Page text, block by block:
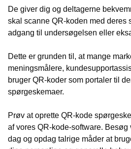
De giver dig og deltagerne
skal scanne QR-koden med deres
adgang til undersøgelsen eller
Dette er grunden til, at mange
meningsmålere,
bruger QR-koder som portaler til
spørgeskemaer.
Prøv at oprette QR-kode
af vores QR-kode-software. Besøg
dag og opdag talrige måder at